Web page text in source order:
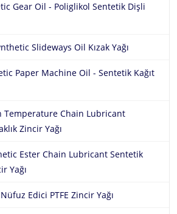
Gear Oil - Poliglikol Sentetik Dişli
Slideways Oil Kızak Yağı
Paper Machine Oil - Sentetik Kağıt
Temperature Chain Lubricant
Zincir Yağı
Ester Chain Lubricant Sentetik
Yağı
Edici PTFE Zincir Yağı